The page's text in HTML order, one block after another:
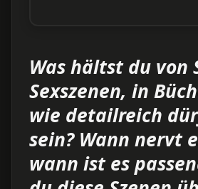
Was hältst du von
Sexszenen, in
wie detailreich
sein? Wann nervt
wann ist es